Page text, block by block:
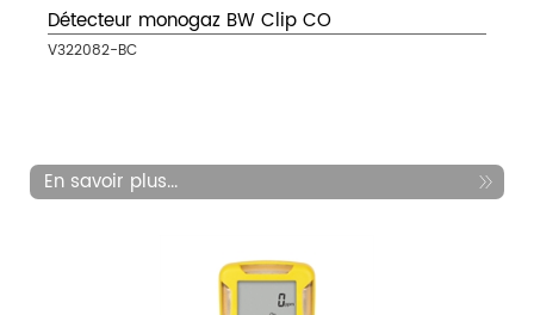
Détecteur monogaz BW Clip CO
V322082-BC
En savoir plus...